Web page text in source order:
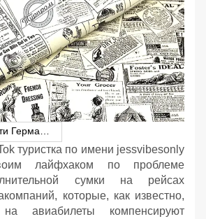
туристка по имени jessvibesonly
лайфхаком по проблеме
сумки на рейсах
которые, как известно,
авиабилеты компенсируют